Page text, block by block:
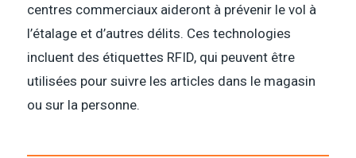
centres commerciaux aideront à prévenir le vol à
l’étalage et d’autres délits. Ces technologies
incluent des étiquettes RFID, qui peuvent être
utilisées pour suivre les articles dans le magasin
ou sur la personne.